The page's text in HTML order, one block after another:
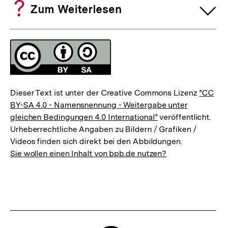
Zum Weiterlesen
Fussnoten
Lizenz
Dieser Text ist unter der Creative Commons Lizenz "CC
BY-SA 4.0 - Namensnennung - Weitergabe unter
gleichen Bedingungen 4.0 International" veröffentlicht.
Urheberrechtliche Angaben zu Bildern / Grafiken /
Videos finden sich direkt bei den Abbildungen.
Sie wollen einen Inhalt von bpb.de nutzen?